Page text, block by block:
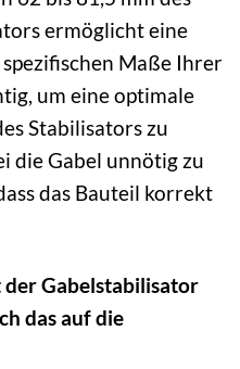
ermöglicht eine
Maße Ihrer
um eine optimale
Stabilisators zu
die Gabel unnötig zu
das Bauteil korrekt
Gabelstabilisator
das auf die